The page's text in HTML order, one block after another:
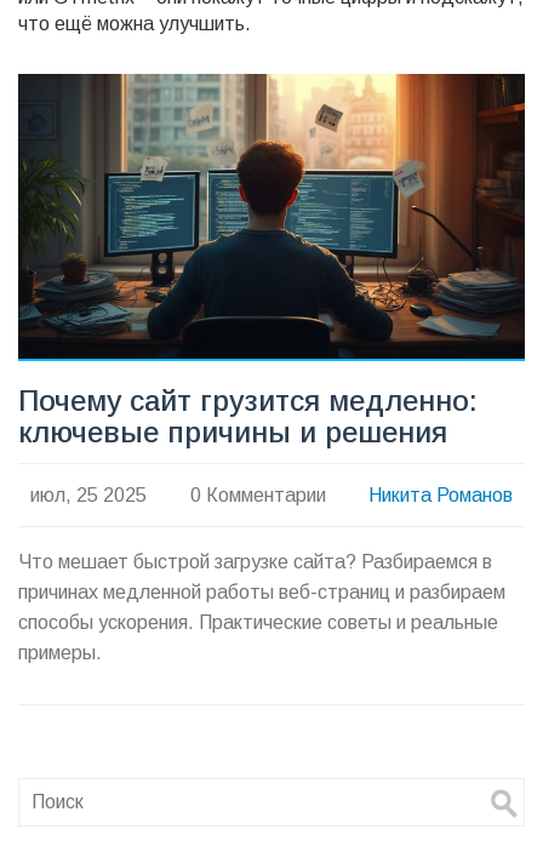
что ещё можна улучшить.
Почему сайт грузится медленно:
ключевые причины и решения
июл, 25 2025 0 Комментарии Никита Романов
Что мешает быстрой загрузке сайта? Разбираемся в
причинах медленной работы веб-страниц и разбираем
способы ускорения. Практические советы и реальные
примеры.